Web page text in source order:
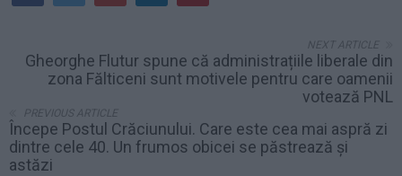
NEXT ARTICLE
Gheorghe Flutur spune că administrațiile liberale din
zona Fălticeni sunt motivele pentru care oamenii
votează PNL
PREVIOUS ARTICLE
Începe Postul Crăciunului. Care este cea mai aspră zi
dintre cele 40. Un frumos obicei se păstrează și
astăzi